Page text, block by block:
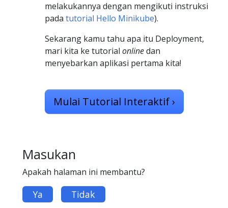
melakukannya dengan mengikuti instruksi
pada tutorial Hello Minikube).
Sekarang kamu tahu apa itu Deployment,
mari kita ke tutorial onlinedan
menyebarkan aplikasi pertama kita!
Mulai Tutorial Interaktif›
Masukan
Apakah halaman ini membantu?
Ya Tidak